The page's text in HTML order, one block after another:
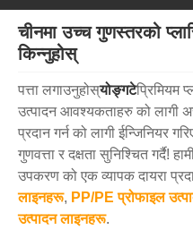
चीनमा उच्च गुणस्तरको
किन्नुहोस्
पत्ता लगाउनुहोस्योङ्गटेप्रिमियम
उत्पादन आवश्यकताहरु को लागी
प्रदान गर्न को लागी ईन्जिनियर
गुणवत्ता र दक्षता सुनिश्चित गर्दै!
उपकरण को एक व्यापक दायरा
लाइनहरू, PP/PE प्रोफाइल
उत्पादन लाइनहरू.